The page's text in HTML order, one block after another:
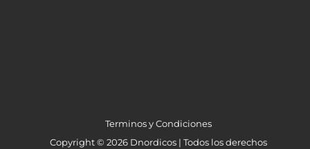
Terminos y Condiciones
Copyright © 2026 Dnordicos | Todos los derechos